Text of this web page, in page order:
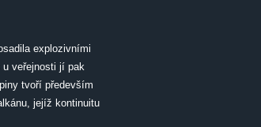
explozivními
u veřejnosti jí pak
tvoří především
jejíž kontinuitu